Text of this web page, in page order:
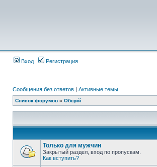
Вход Регистрация
Сообщения без ответов | Активные темы
Список форумов » Общий
Только для мужчин
Закрытый раздел, вход по пропускам.
Как вступить?